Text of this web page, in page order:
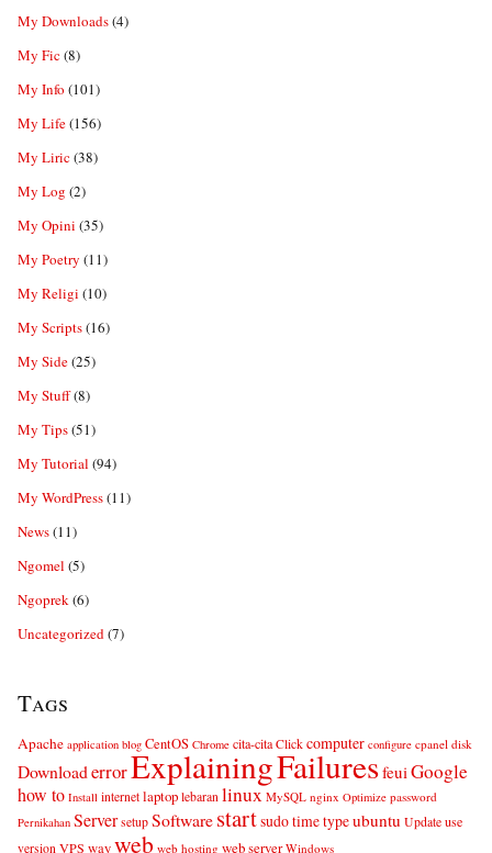
My Downloads(4)
My Fic(8)
My Info (101)
My Life(156)
My Liric(38)
My Log (2)
My Opini (35)
My Poetry (11)
My Religi (10)
My Scripts(16)
My Side(25)
My Stuff(8)
My Tips(51)
My Tutorial (94)
My WordPress(11)
News(11)
Ngomel (5)
Ngoprek(6)
Uncategorized(7)
Tags
Apache application blog CentOS Chrome cita-cita Click computer configure cpanel disk
DownloaderrorExplainingFailuresfeuiGoogle
how to Install internet laptop lebaran linux MySQL nginx Optimize password
Pernikahan Server setup Softwarestartsudotimetypeubuntu Update use
version VPS wayweb web hosting web server Windows